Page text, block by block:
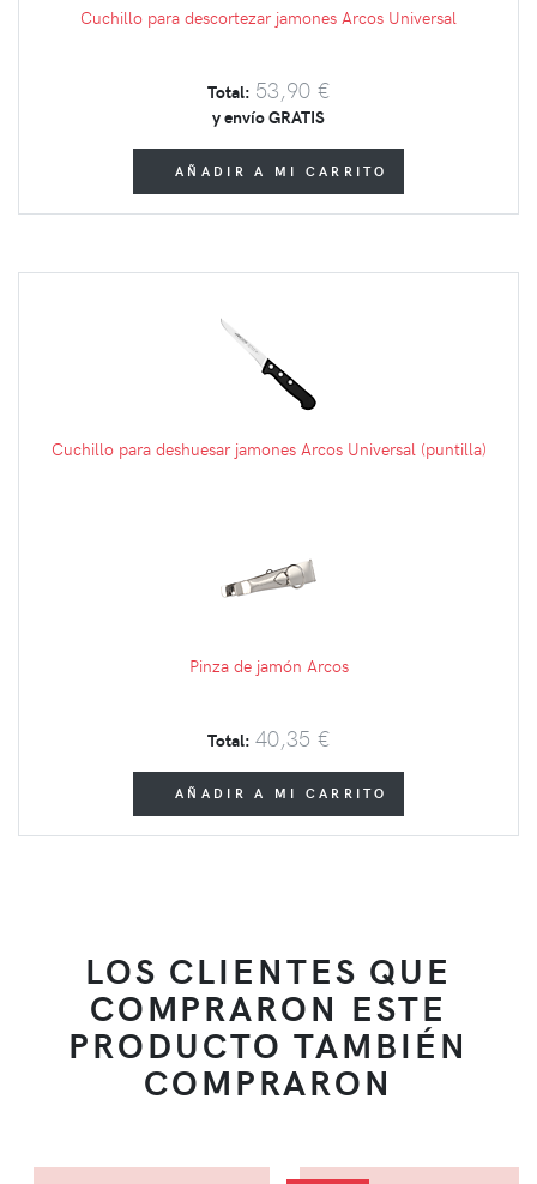
Cuchillo para descortezar jamones Arcos Universal
Total: 53,90 €
y envío GRATIS
AÑADIR A MI CARRITO
Cuchillo para deshuesar jamones Arcos Universal (puntilla)
Pinza de jamón Arcos
Total: 40,35 €
AÑADIR A MI CARRITO
LOS CLIENTES QUE
COMPRARON ESTE
PRODUCTO TAMBIÉN
COMPRARON